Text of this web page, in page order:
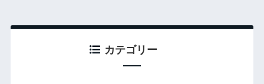
カテゴリー